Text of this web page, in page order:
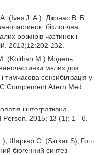
(Ives J. A.), Джонас В. Б.
біологічна
розмірів частинок і
2013;12:202-232.
(Koithan M.) Модель
малих доз,
тимчасова сенсибілізація у
Complement Altern Med.
і інтегративна
2015; 13 (1): 1 - 6.
Шаркар С. (Sarkar S), Гош
біогенний синтез